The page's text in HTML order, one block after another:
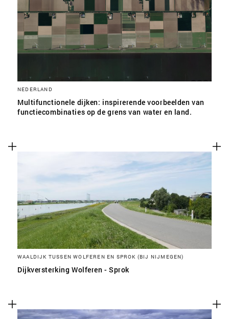
NEDERLAND
Multifunctionele dijken: inspirerende voorbeelden van
functiecombinaties op de grens van water en land.
WAALDIJK TUSSEN WOLFEREN EN SPROK (BIJ NIJMEGEN)
Dijkversterking Wolferen - Sprok